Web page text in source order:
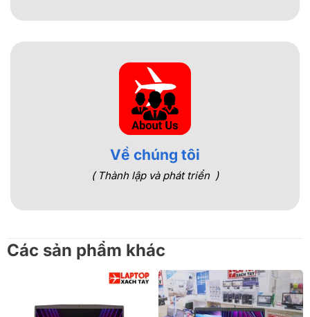
Về chúng tôi
( Thành lập và phát triển )
Các sản phẩm khác